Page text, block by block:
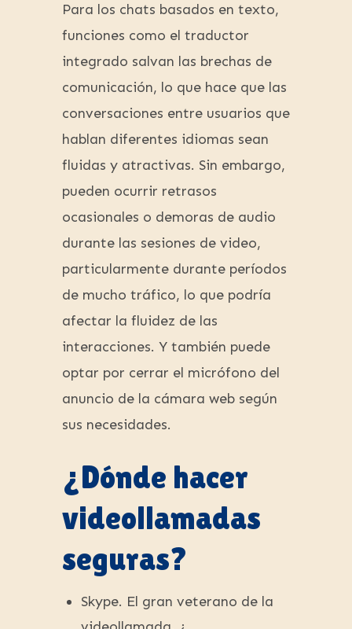
Para los chats basados en texto,
funciones como el traductor
integrado salvan las brechas de
comunicación, lo que hace que las
conversaciones entre usuarios que
hablan diferentes idiomas sean
fluidas y atractivas. Sin embargo,
pueden ocurrir retrasos
ocasionales o demoras de audio
durante las sesiones de video,
particularmente durante períodos
de mucho tráfico, lo que podría
afectar la fluidez de las
interacciones. Y también puede
optar por cerrar el micrófono del
anuncio de la cámara web según
sus necesidades.
¿Dónde hacer
videollamadas
seguras?
Skype. El gran veterano de la